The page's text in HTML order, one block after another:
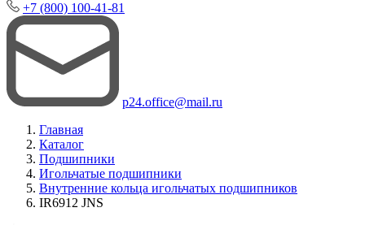
+7 (800) 100-41-81
p24.office@mail.ru
Главная
Каталог
Подшипники
Игольчатые подшипники
Внутренние кольца игольчатых подшипников
IR6912 JNS